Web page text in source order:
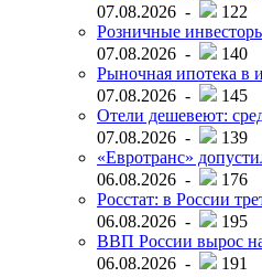
07.08.2026 -
122
Розничные
07.08.2026 -
140
Рыночная ипотека в
07.08.2026 -
145
Отели дешевеют:
07.08.2026 -
139
«Евротранс»
06.08.2026 -
176
Росстат: в России
06.08.2026 -
195
ВВП России вырос на
06.08.2026 -
191